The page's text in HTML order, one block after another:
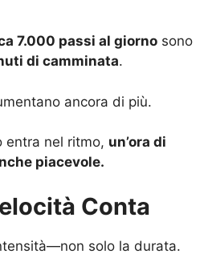
7.000 passi al giorno sono
di camminata.
ancora di più.
entra nel ritmo, un’ora di
piacevole.
Conta
solo la durata.